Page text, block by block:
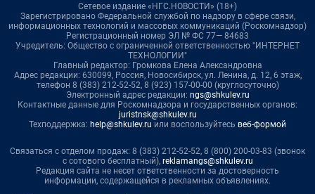
Сетевое издание «НГС.НОВОСТИ» (18+)
Зарегистрировано Федеральной службой по надзору в сфере связи,
информационных технологий и массовых коммуникаций (Роскомнадзор)
Регистрационный номер ЭЛ № ФС 77— 84683
Учредитель: Общество с ограниченной ответственностью "ИНТЕРНЕТ
ТЕХНОЛОГИИ"
Главный редактор: Громкова Елена Александровна
Адрес редакции: 630099, Россия, Новосибирск, ул. Ленина, д. 12, 6 этаж,
телефон 8 (383) 212-52-52, 8 (923) 157-00-00 (круглосуточно)
Электронный адрес редакции: ngs@shkulev.ru
Контактные данные для Роскомнадзора и государственных органов:
juristnsk@shkulev.ru
Техподдержка: help@shkulev.ru или воспользуйтесь веб-формой
Связаться с отделом продаж: 8 (383) 212-52-52, 8 (800) 200-03-83 (звонок
с сотового бесплатный), reklamangs@shkulev.ru
Редакция сайта не несет ответственности за достоверность
информации, содержащейся в рекламных объявлениях.